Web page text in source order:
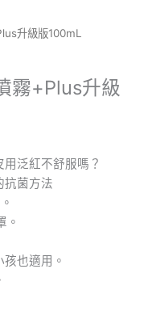
升級版100mL
霧+Plus升級
泛紅不舒服嗎？
抗菌方法
。
也適用。